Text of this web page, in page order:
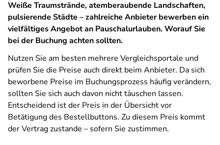
Weiße Traumstrände, atemberaubende Landschaften,
pulsierende Städte – zahlreiche Anbieter bewerben ein
vielfältiges Angebot an Pauschalurlauben. Worauf Sie
bei der Buchung achten sollten.
Nutzen Sie am besten mehrere Vergleichsportale und
prüfen Sie die Preise auch direkt beim Anbieter. Da sich
beworbene Preise im Buchungsprozess häufig verändern,
sollten Sie sich auch davon nicht täuschen lassen.
Entscheidend ist der Preis in der Übersicht vor
Betätigung des Bestellbuttons. Zu diesem Preis kommt
der Vertrag zustande – sofern Sie zustimmen.